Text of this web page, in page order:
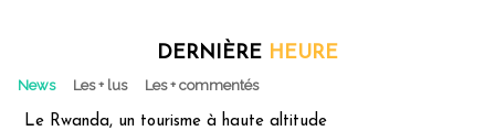
DERNIÈRE HEURE
News Les + lus Les + commentés
Le Rwanda, un tourisme à haute altitude